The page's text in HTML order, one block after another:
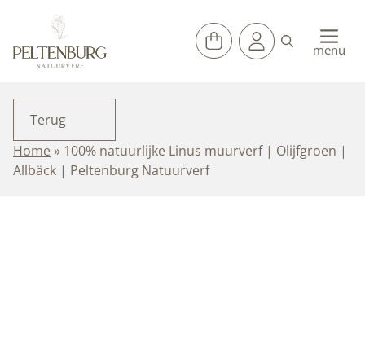
de
inhoud
menu
Terug
Home » 100% natuurlijke Linus muurverf | Olijfgroen |
Allbäck | Peltenburg Natuurverf